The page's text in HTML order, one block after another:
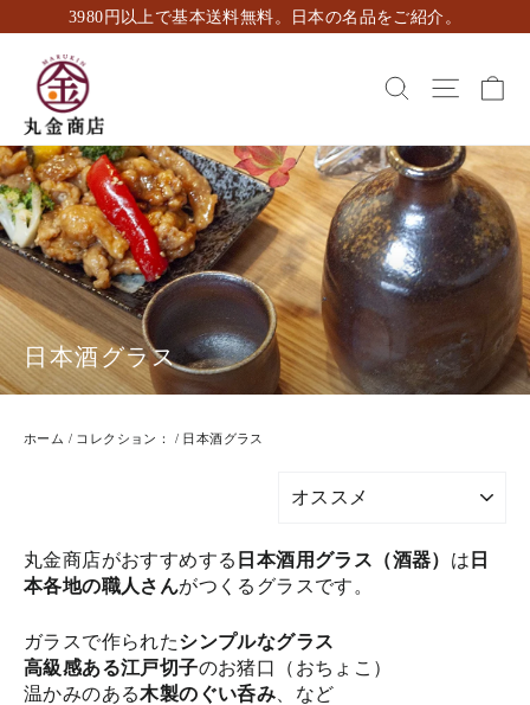
キ
て
コ
ン
テ
ン
に
移
す
3980円以上で基本送料無料。日本の名品をご紹介。
検索 ナビゲ
日本酒グラス
ホーム / コレクション： / 日本酒グラス
び
丸金商店がおすすめする 日本酒用グラス（酒器） は 日
本各地の職人さんがつくるグラスです。
ガラスで作られたシンプルなグラス
高級感ある江戸切子のお猪口（おちょこ）
温かみのある木製のぐい呑み 、など